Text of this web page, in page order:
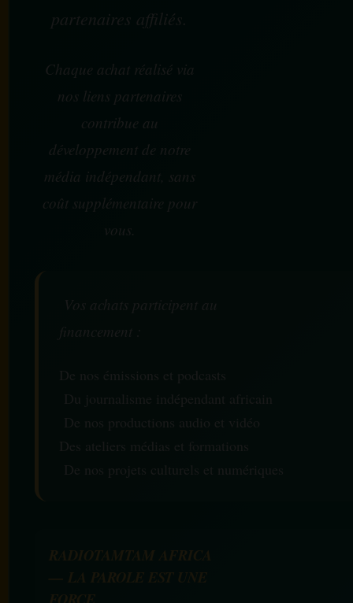
partenaires affiliés.
Chaque achat réalisé via
nos liens partenaires
contribue au
développement de notre
média indépendant, sans
coût supplémentaire pour
vous.